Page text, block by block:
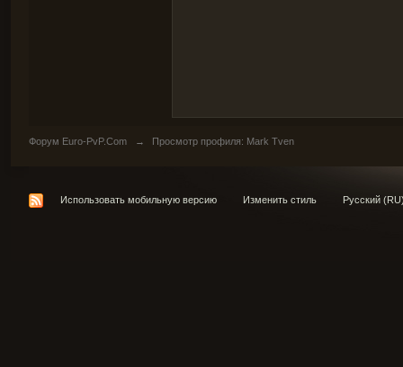
Форум Euro-PvP.Com → Просмотр профиля: Mark Tven
Использовать мобильную версию Изменить стиль Русский